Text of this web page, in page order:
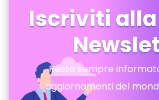
Iscriviti
Resta sempre
aggiornamenti del